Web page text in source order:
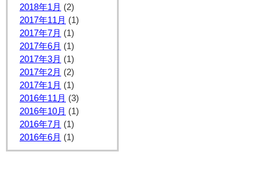
2018年1月 (2)
2017年11月 (1)
2017年7月 (1)
2017年6月 (1)
2017年3月 (1)
2017年2月 (2)
2017年1月 (1)
2016年11月 (3)
2016年10月 (1)
2016年7月 (1)
2016年6月 (1)